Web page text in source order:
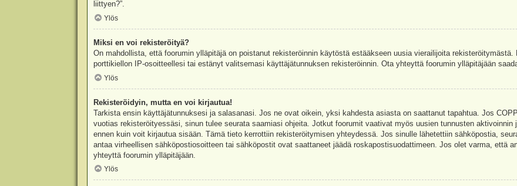
liittyen?”.
Ylös
Miksi en voi rekisteröityä?
On mahdollista, että foorumin ylläpitäjä on poistanut rekisteröinnin käytöstä estääkseen uusia vierailijoita
porttikiellon IP-osoitteellesi tai estänyt valitsemasi käyttäjätunnuksen rekisteröinnin. Ota yhteyttä foorumin ylläpitäjään
Ylös
Rekisteröidyin, mutta en voi kirjautua!
Tarkista ensin käyttäjätunnuksesi ja salasanasi. Jos ne ovat oikein, yksi kahdesta asiasta on saattanut tapahtua. Jos
vuotias rekisteröityessäsi, sinun tulee seurata saamiasi ohjeita. Jotkut foorumit vaativat myös uusien tunnusten
ennen kuin voit kirjautua sisään. Tämä tieto kerrottiin rekisteröitymisen yhteydessä. Jos sinulle lähetettiin sähköpostia,
antaa virheellisen sähköpostiosoitteen tai sähköpostit ovat saattaneet jäädä roskapostisuodattimeen. Jos olet varma, että
yhteyttä foorumin ylläpitäjään.
Ylös